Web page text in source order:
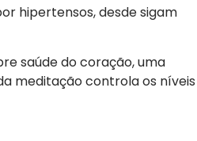
hipertensos, desde sigam
saúde do coração, uma
meditação controla os níveis